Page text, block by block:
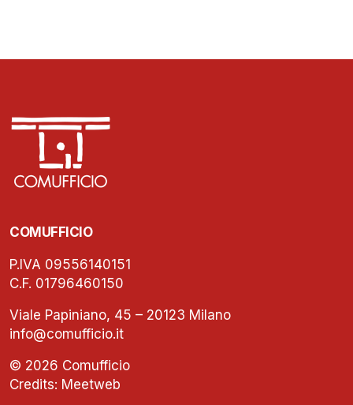
COMUFFICIO
P.IVA 09556140151
C.F. 01796460150
Viale Papiniano, 45 – 20123 Milano
info@comufficio.it
© 2026 Comufficio
Credits: Meetweb